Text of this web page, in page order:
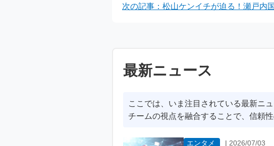
次の記事：松山ケンイチが迫る！瀬戸内
最新ニュース
ここでは、いま注目されている最新ニ
チームの視点を融合することで、信頼
エンタメ | 2026/07/03